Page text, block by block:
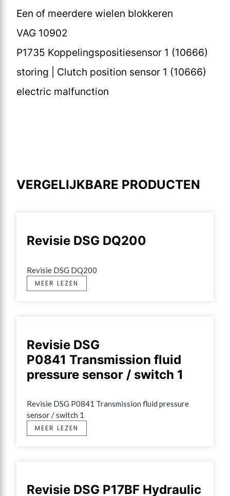
Een of meerdere wielen blokkeren
VAG 10902
P1735 Koppelingspositiesensor 1 (10666)
storing | Clutch position sensor 1 (10666)
electric malfunction
VERGELIJKBARE PRODUCTEN
Revisie DSG DQ200
Revisie DSG DQ200
MEER LEZEN
Revisie DSG
P0841 Transmission fluid
pressure sensor / switch 1
Revisie DSG P0841 Transmission fluid pressure
sensor / switch 1
MEER LEZEN
Revisie DSG P17BF Hydraulic